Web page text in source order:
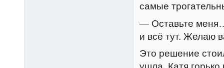
самые
— Оставьте
и всё тут. Желаю
Это решение